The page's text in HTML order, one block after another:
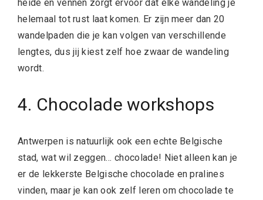
heide en vennen zorgt ervoor dat elke wandeling je
helemaal tot rust laat komen. Er zijn meer dan 20
wandelpaden die je kan volgen van verschillende
lengtes, dus jij kiest zelf hoe zwaar de wandeling
wordt.
4. Chocolade workshops
Antwerpen is natuurlijk ook een echte Belgische
stad, wat wil zeggen… chocolade! Niet alleen kan je
er de lekkerste Belgische chocolade en pralines
vinden, maar je kan ook zelf leren om chocolade te